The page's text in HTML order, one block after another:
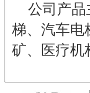
公司产品
梯、汽车电
矿、医疗机